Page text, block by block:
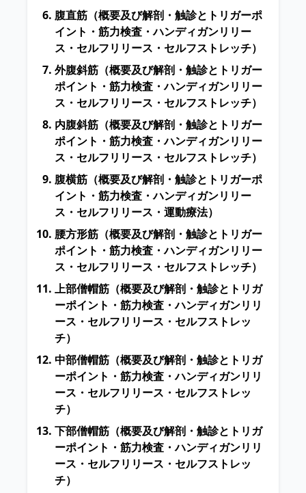
腹直筋 （概要及び解剖・触診とトリガーポ
イント・筋力検査・ハンディガンリリー
ス・セルフリリース・セルフストレッチ）
外腹斜筋 （概要及び解剖・触診とトリガー
ポイント・筋力検査・ハンディガンリリー
ス・セルフリリース・セルフストレッチ）
内腹斜筋 （概要及び解剖・触診とトリガー
ポイント・筋力検査・ハンディガンリリー
ス・セルフリリース・セルフストレッチ）
腹横筋 （概要及び解剖・触診とトリガーポ
イント・筋力検査・ハンディガンリリー
ス・セルフリリース・運動療法）
腰方形筋 （概要及び解剖・触診とトリガー
ポイント・筋力検査・ハンディガンリリー
ス・セルフリリース・セルフストレッチ）
上部僧帽筋 （概要及び解剖・触診とトリガ
ーポイント・筋力検査・ハンディガンリリ
ース・セルフリリース・セルフストレッ
チ）
中部僧帽筋 （概要及び解剖・触診とトリガ
ーポイント・筋力検査・ハンディガンリリ
ース・セルフリリース・セルフストレッ
チ）
下部僧帽筋 （概要及び解剖・触診とトリガ
ーポイント・筋力検査・ハンディガンリリ
ース・セルフリリース・セルフストレッ
チ）